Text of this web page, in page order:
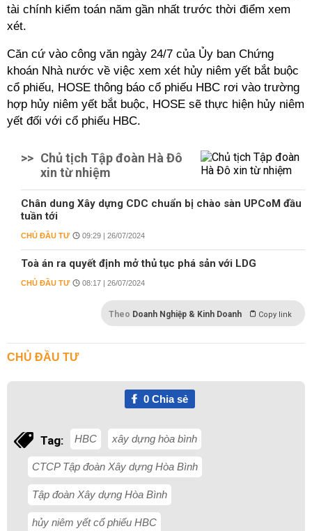
tài chính kiểm toán năm gần nhất trước thời điểm xem
xét.
Căn cứ vào công văn ngày 24/7 của Ủy ban Chứng
khoán Nhà nước về việc xem xét hủy niêm yết bắt buộc
cổ phiếu, HOSE thông báo cổ phiếu HBC rơi vào trường
hợp hủy niêm yết bắt buộc, HOSE sẽ thực hiện hủy niêm
yết đối với cổ phiếu HBC.
>> Chủ tịch Tập đoàn Hà Đô
xin từ nhiệm
Chân dung Xây dựng CDC chuẩn bị chào sàn UPCoM đầu
tuần tới
CHỦ ĐẦU TƯ 09:29 | 26/07/2024
Toà án ra quyết định mở thủ tục phá sản với LDG
CHỦ ĐẦU TƯ 08:17 | 26/07/2024
Theo Doanh Nghiệp & Kinh Doanh Copy link
CHỦ ĐẦU TƯ
0Chia sẻ
Tag: HBC xây dựng hòa bình
CTCP Tập đoàn Xây dựng Hòa Bình
Tập đoàn Xây dựng Hòa Bình
hủy niêm yết cổ phiếu HBC